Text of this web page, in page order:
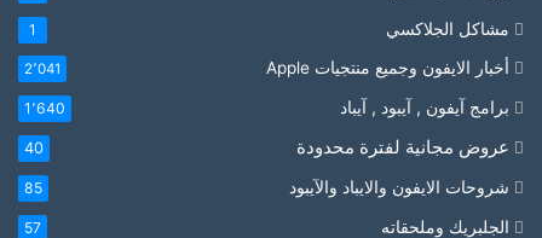
مشاكل الجلاكسي 1
أخبار الايفون وجميع منتجيات Apple 2٬041
برامج آيفون , آيبود , آيباد 1٬640
عروض مجانية لفترة محدودة 40
شروحات الايفون والايباد والآيبود 85
الجلبريك وملحقاته 57